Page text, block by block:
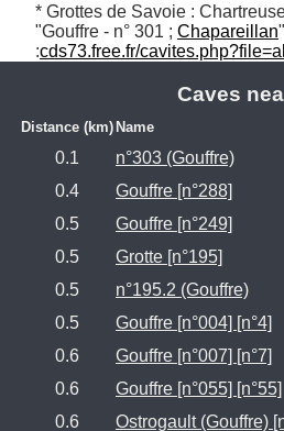
* Grottes de Savoie :
"Gouffre - n° 301 ; Chapareillan"
:cds73.free.fr/
Caves
Distance (km) Name
0.1 n°303 (Gouffre)
0.4
Gouffre [n°288]
0.5
Gouffre [n°249]
0.5
Grotte [n°195]
0.5
n°195.2 (Gouffre)
0.5
Gouffre [n°004] [n°4]
0.6
Gouffre [n°007] [n°7]
0.6
Gouffre [n°055] [n°55]
0.6
Ostrogault (Gouffre)